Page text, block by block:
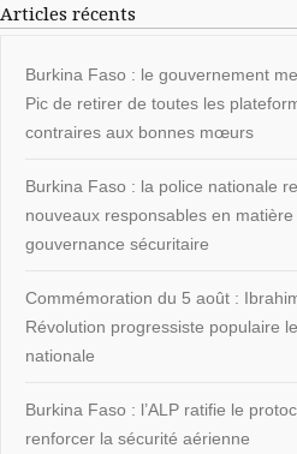
Articles récents
Burkina Faso : le gouvernement
Pic de retirer de toutes les
contraires aux bonnes mœurs
Burkina Faso : la police nationale
nouveaux responsables en
gouvernance sécuritaire
Commémoration du 5 août :
Révolution progressiste populaire
nationale
Burkina Faso : l’ALP ratifie le
renforcer la sécurité aérienne